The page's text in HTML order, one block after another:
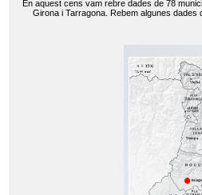
En aquest cens vam rebre dades de 78
Girona i Tarragona. Rebem algunes